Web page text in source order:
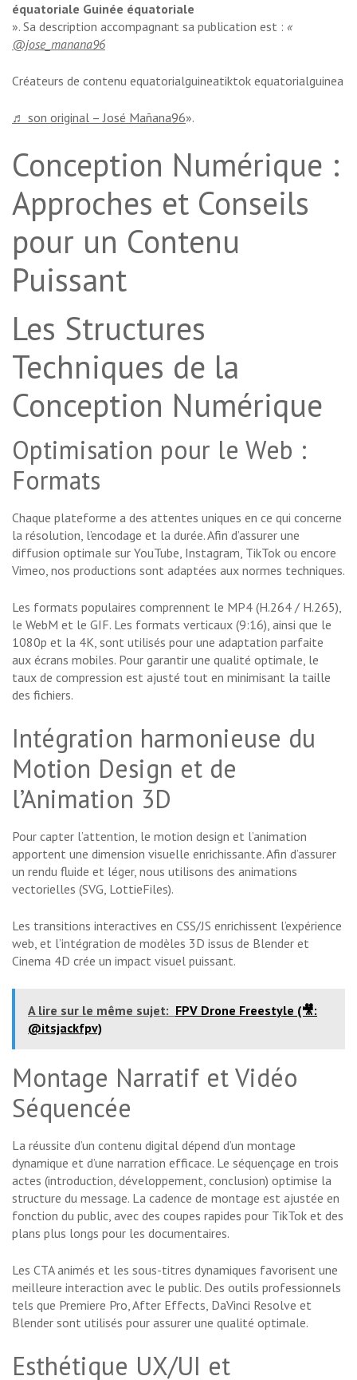
équatoriale Guinée équatoriale
». Sa description accompagnant sa publication est : «
@jose_manana96
Créateurs de contenu equatorialguineatiktok equatorialguinea
♬ son original – José Mañana96».
Conception Numérique :
Approches et Conseils
pour un Contenu
Puissant
Les Structures
Techniques de la
Conception Numérique
Optimisation pour le Web :
Formats
Chaque plateforme a des attentes uniques en ce qui concerne
la résolution, l’encodage et la durée. Afin d’assurer une
diffusion optimale sur YouTube, Instagram, TikTok ou encore
Vimeo, nos productions sont adaptées aux normes techniques.
Les formats populaires comprennent le MP4 (H.264 / H.265),
le WebM et le GIF. Les formats verticaux (9:16), ainsi que le
1080p et la 4K, sont utilisés pour une adaptation parfaite
aux écrans mobiles. Pour garantir une qualité optimale, le
taux de compression est ajusté tout en minimisant la taille
des fichiers.
Intégration harmonieuse du
Motion Design et de
l’Animation 3D
Pour capter l’attention, le motion design et l’animation
apportent une dimension visuelle enrichissante. Afin d’assurer
un rendu fluide et léger, nous utilisons des animations
vectorielles (SVG, LottieFiles).
Les transitions interactives en CSS/JS enrichissent l’expérience
web, et l’intégration de modèles 3D issus de Blender et
Cinema 4D crée un impact visuel puissant.
A lire sur le même sujet: FPV Drone Freestyle (🎥:​
@itsjackfpv)
Montage Narratif et Vidéo
Séquencée
La réussite d’un contenu digital dépend d’un montage
dynamique et d’une narration efficace. Le séquençage en trois
actes (introduction, développement, conclusion) optimise la
structure du message. La cadence de montage est ajustée en
fonction du public, avec des coupes rapides pour TikTok et des
plans plus longs pour les documentaires.
Les CTA animés et les sous-titres dynamiques favorisent une
meilleure interaction avec le public. Des outils professionnels
tels que Premiere Pro, After Effects, DaVinci Resolve et
Blender sont utilisés pour assurer une qualité optimale.
Esthétique UX/UI et